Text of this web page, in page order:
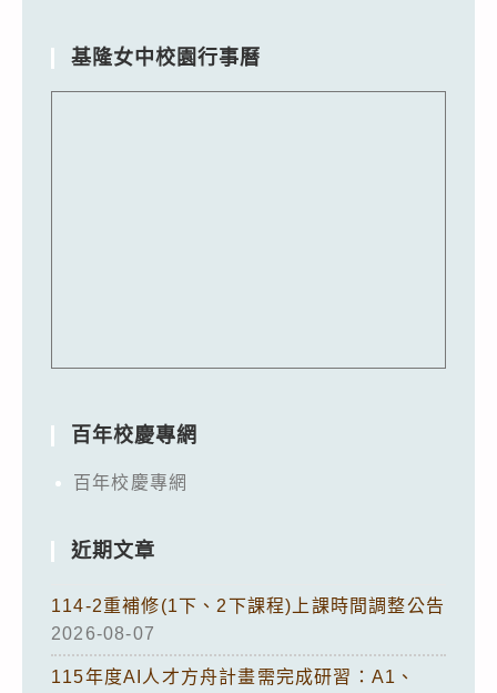
基隆女中校園行事曆
百年校慶專網
百年校慶專網
近期文章
114-2重補修(1下、2下課程)上課時間調整公告
2026-08-07
115年度AI人才方舟計畫需完成研習：A1、